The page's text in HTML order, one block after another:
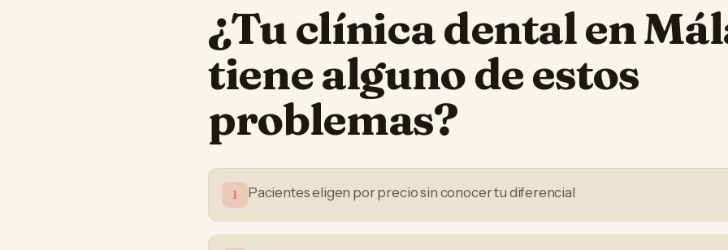
¿Tuclínica dentalen
tiene alguno de estos
problemas?
1 Pacientes eligen por precio sin conocer tu diferencial